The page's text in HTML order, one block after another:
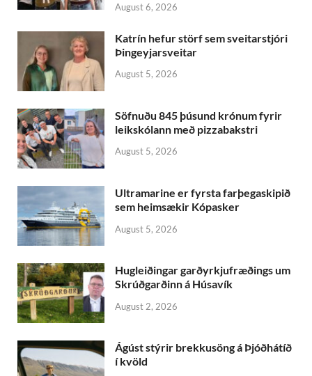
August 6, 2026
Katrín hefur störf sem sveitarstjóri
Þingeyjarsveitar
August 5, 2026
Söfnuðu 845 þúsund krónum fyrir
leikskólann með pizzabakstri
August 5, 2026
Ultramarine er fyrsta farþegaskipið
sem heimsækir Kópasker
August 5, 2026
Hugleiðingar garðyrkjufræðings um
Skrúðgarðinn á Húsavík
August 2, 2026
Ágúst stýrir brekkusöng á Þjóðhátíð
í kvöld